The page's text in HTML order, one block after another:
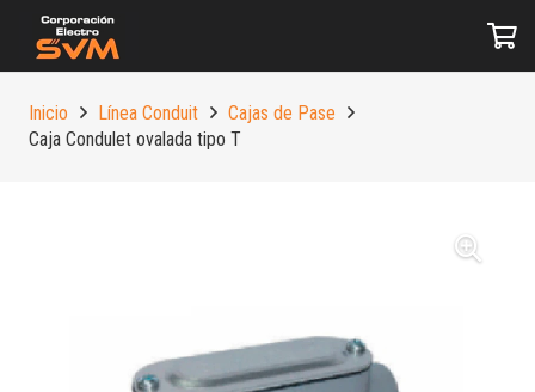
Inicio Línea Conduit
Cajas de Pase
Caja Condulet ovalada tipo T